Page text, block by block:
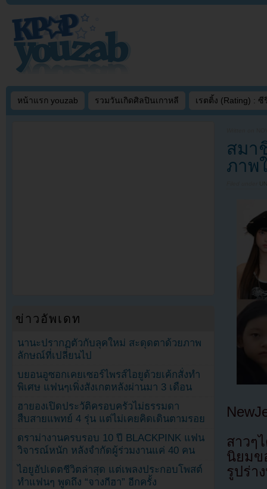
หน้าแรก youzab รวมวันเกิดศิลปินเกาหลี เรตติ้ง (Rating) : ซี
สมา
ภาพ
สาวๆ
นิยมข
รูปร่า
ข่าวอัพเดท
นานะปรากฏตัวกับลุคใหม่ สะดุดตาด้วยภาพ
ลักษณ์ที่เปลี่ยนไป
บยอนอูซอกเคยเซอร์ไพรส์ไอยูด้วยเค้กสั่งทำ
พิเศษ แฟนๆเพิ่งสังเกตหลังผ่านมา 3 เดือน
ฮายองเปิดประวัติครอบครัวไม่ธรรมดา
สืบสายแพทย์ 4 รุ่น แต่ไม่เคยคิดเดินตามรอย
ดราม่างานครบรอบ 10 ปี BLACKPINK แฟน
วิจารณ์หนัก หลังจำกัดผู้ร่วมงานแค่ 40 คน
ไอยูอัปเดตชีวิตล่าสุด แต่เพลงประกอบโพสต์
ทำแฟนๆ พูดถึง “จางกีฮา” อีกครั้ง